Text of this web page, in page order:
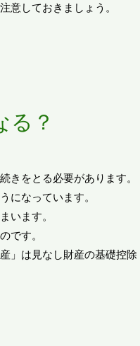
意しておきましょう。
？
きをとる必要があります。
になっています。
います。
です。
」は見なし財産の基礎控除